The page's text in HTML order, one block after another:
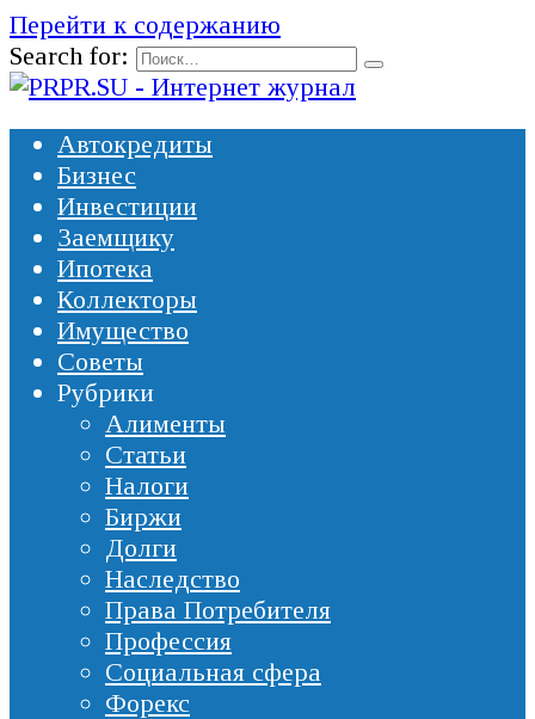
Перейти к содержанию
Search for:
Автокредиты
Бизнес
Инвестиции
Заемщику
Ипотека
Коллекторы
Имущество
Советы
Рубрики
Алименты
Статьи
Налоги
Биржи
Долги
Наследство
Права Потребителя
Профессия
Социальная сфера
Форекс